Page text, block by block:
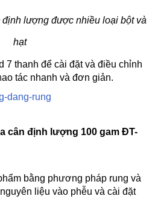
lượng được nhiều loại bột và
hạt
7 thanh để cài đặt và điều chỉnh
tác nhanh và đơn giản.
cân định lượng 100 gam ĐT-
bằng phương pháp rung và
liệu vào phễu và cài đặt